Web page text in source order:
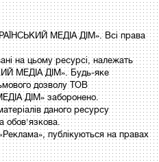
МЕДІА ДІМ». Всі права
на цьому ресурсі, належать
МЕДІА ДІМ». Будь-яке
дозволу ТОВ
ДІМ» заборонено.
даного ресурсу
обов'язкова.
публікуються на правах